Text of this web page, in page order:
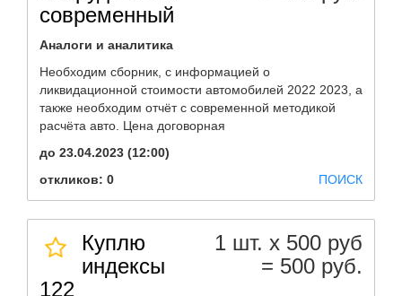
современный
Аналоги и аналитика
Необходим сборник, с информацией о
ликвидационной стоимости автомобилей 2022 2023, а
также необходим отчёт с современной методикой
расчёта авто. Цена договорная
до 23.04.2023 (12:00)
откликов: 0
ПОИСК
Куплю
индексы
122
1 шт. х 500 руб
= 500 руб.